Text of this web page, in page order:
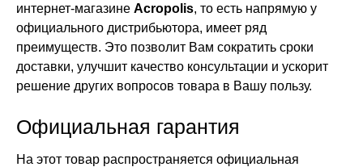
интернет-магазине Acropolis, то есть напрямую у
официального дистрибьютора, имеет ряд
преимуществ. Это позволит Вам сократить сроки
доставки, улучшит качество консультации и ускорит
решение других вопросов товара в Вашу пользу.
Официальная гарантия
На этот товар распространяется официальная